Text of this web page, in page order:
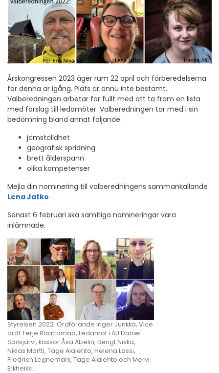
Årskongressen 2023 äger rum 22 april och förberedelserna
för denna är igång. Plats är ännu inte bestämt.
Valberedningen arbetar för fullt med att ta fram en lista
med förslag till ledamöter. Valberedningen tar med i sin
bedömning bland annat följande:
jämställdhet
geografisk spridning
brett ålderspann
olika kompetenser
Mejla din nominering till valberedningens sammankallande
Lena Jatko
Senast 6 februari ska samtliga nomineringar vara
inlämnade.
Styrelsen 2022. Ordförande Inger Junkka, Vice
ordf Terje Raattamaa, Ledamot i AU Daniel
Särkijärvi, kassör Åsa Abelin, Bengt Niska,
Niklas Martti, Tage Alalehto, Helena Lassi,
Fredrich Legnemark, Tage Alalehto och Mervi
Erkheikki.